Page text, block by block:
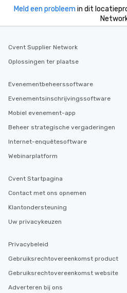
Meld een probleem in dit
Cvent Supplier Network
Oplossingen ter plaatse
Evenementbeheerssoftware
Evenementsinschrijvingssoftware
Mobiel evenement-app
Beheer strategische vergaderingen
Internet-enquêtesoftware
Webinarplatform
Cvent Startpagina
Contact met ons opnemen
Klantondersteuning
Uw privacykeuzen
Privacybeleid
Gebruiksrechtovereenkomst product
Gebruiksrechtovereenkomst website
Adverteren bij ons